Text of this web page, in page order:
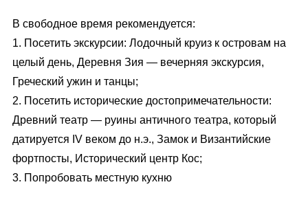
В свободное время рекомендуется:
1. Посетить экскурсии: Лодочный круиз к островам на
целый день, Деревня Зия — вечерняя экскурсия,
Греческий ужин и танцы;
2. Посетить исторические достопримечательности:
Древний театр — руины античного театра, который
датируется IV веком до н.э., Замок и Византийские
фортпосты, Исторический центр Кос;
3. Попробовать местную кухню